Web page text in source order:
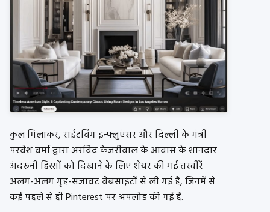
कुल मिलाकर, राईटविंग इन्फ्लुएंसर और दिल्ली के मंत्री
परवेश वर्मा द्वारा अरविंद केजरीवाल के आवास के शानदार
अंदरूनी हिस्सों को दिखाने के लिए शेयर की गई तस्वीरें
अलग-अलग गृह-सजावट वेबसाइटों से ली गई हैं, जिनमें से
कई पहले से ही Pinterest पर अपलोड की गई हैं.